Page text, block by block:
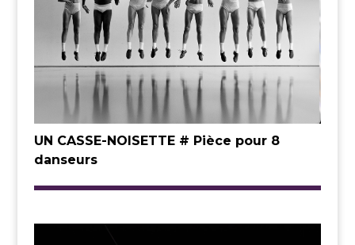
UN CASSE-NOISETTE # Pièce pour 8
danseurs